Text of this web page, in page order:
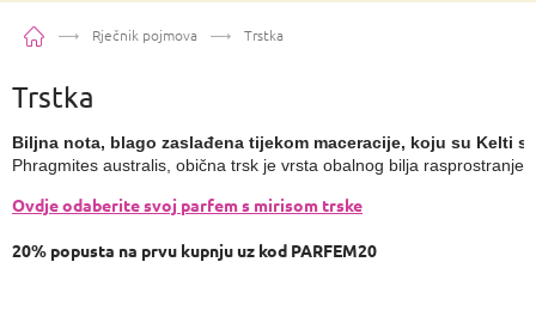
PočetnaRječnik pojmova Trstka
Trstka
Biljna nota, blago zaslađena tijekom maceracije, koju su Kelti
Phragmites australis, obična trsk je vrsta obalnog bilja
Ovdje odaberite svoj parfem s mirisom trske
20% popusta na prvu kupnju uz kod PARFEM20